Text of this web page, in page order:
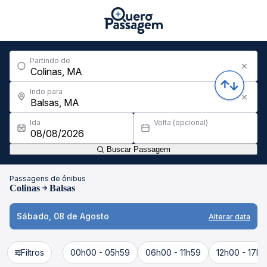
Partindo de
Indo para
Ida Volta (opcional)
Buscar Passagem
Passagens de ônibus
Colinas Balsas
Sábado, 08 de Agosto Alterar data
Filtros 00h00 - 05h59 06h00 - 11h59 12h00 -